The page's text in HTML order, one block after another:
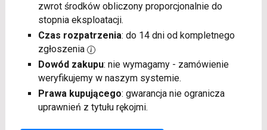
zwrot środków obliczony proporcjonalnie do
stopnia eksploatacji.
Czas rozpatrzenia: do 14 dni od kompletnego
zgłoszenia
Dowód zakupu: nie wymagamy - zamówienie
weryfikujemy w naszym systemie.
Prawa kupującego: gwarancja nie ogranicza
uprawnień z tytułu rękojmi.